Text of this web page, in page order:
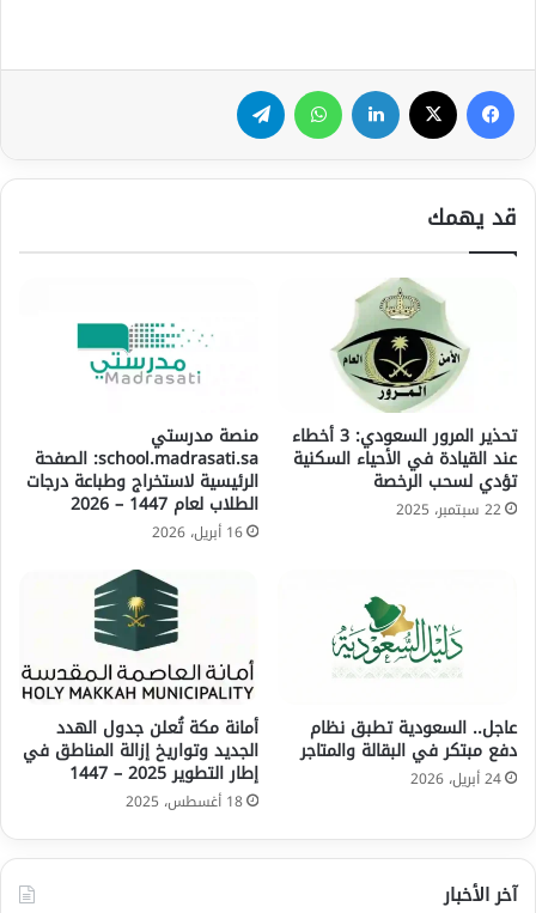
فيسبوك لينكدإن واتساب
قد يهمك
تحذير المرور السعودي: 3 أخطاء
عند القيادة في الأحياء السكنية
تؤدي لسحب الرخصة
22 سبتمبر، 2025
منصة مدرستي
school.madrasati.sa: الصفحة
الرئيسية لاستخراج وطباعة درجات
الطلاب لعام 1447 – 2026
16 أبريل، 2026
عاجل.. السعودية تطبق نظام
دفع مبتكر في البقالة والمتاجر
24 أبريل، 2026
أمانة مكة تُعلن جدول الهدد
الجديد وتواريخ إزالة المناطق في
إطار التطوير 2025 – 1447
18 أغسطس، 2025
آخر الأخبار